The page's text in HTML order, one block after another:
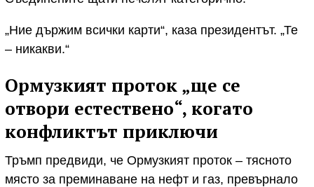
„Ние държим всички карти“, каза президентът. „Те
– никакви.“
Ормузкият проток „ще се
отвори естествено“, когато
конфликтът приключи
Тръмп предвиди, че Ормузкият проток – тясното
място за преминаване на нефт и газ, превърнало